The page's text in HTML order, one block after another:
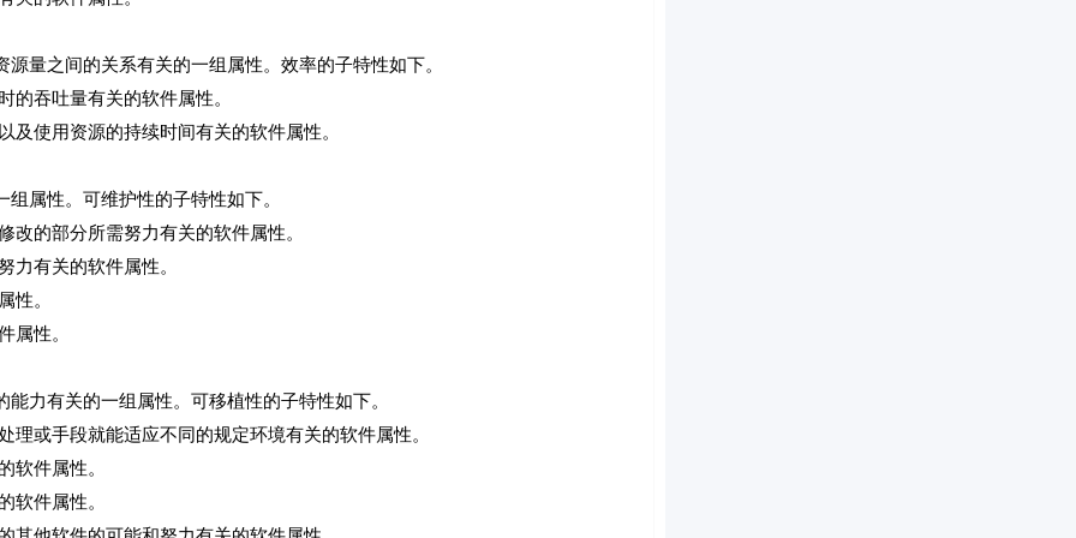
间的关系有关的一组属性。效率的子特性如下。
吐量有关的软件属性。
用资源的持续时间有关的软件属性。
性。可维护性的子特性如下。
部分所需努力有关的软件属性。
有关的软件属性。
。
性。
关的一组属性。可移植性的子特性如下。
段就能适应不同的规定环境有关的软件属性。
件属性。
件属性。